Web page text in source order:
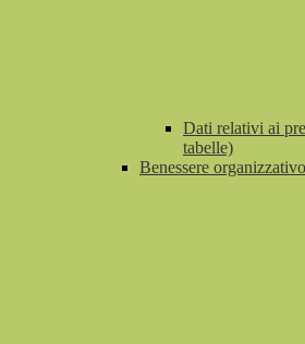
Dati relativi ai
tabelle)
Benessere organizzativo